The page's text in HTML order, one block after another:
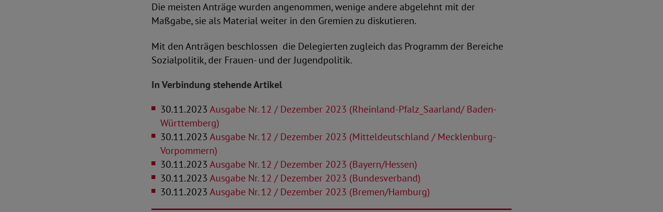
Die meisten Anträge wurden angenommen, wenige andere abgelehnt mit der
Maßgabe, sie als Material weiter in den Gremien zu diskutieren.
Mit den Anträgen beschlossen die Delegierten zugleich das Programm der Bereiche
Sozialpolitik, der Frauen- und der Jugendpolitik.
In Verbindung stehende Artikel
30.11.2023Ausgabe Nr. 12 / Dezember 2023 (Rheinland-Pfalz_Saarland/ Baden-
Württemberg)
30.11.2023Ausgabe Nr. 12 / Dezember 2023 (Mitteldeutschland / Mecklenburg-
Vorpommern)
30.11.2023Ausgabe Nr. 12 / Dezember 2023 (Bayern/Hessen)
30.11.2023Ausgabe Nr. 12 / Dezember 2023 (Bundesverband)
30.11.2023Ausgabe Nr. 12 / Dezember 2023 (Bremen/Hamburg)